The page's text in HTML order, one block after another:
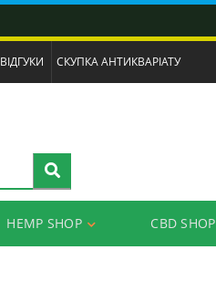
ВІДГУКИ СКУПКА АНТИКВАРІАТУ
HEMP SHOP CBD SHOP